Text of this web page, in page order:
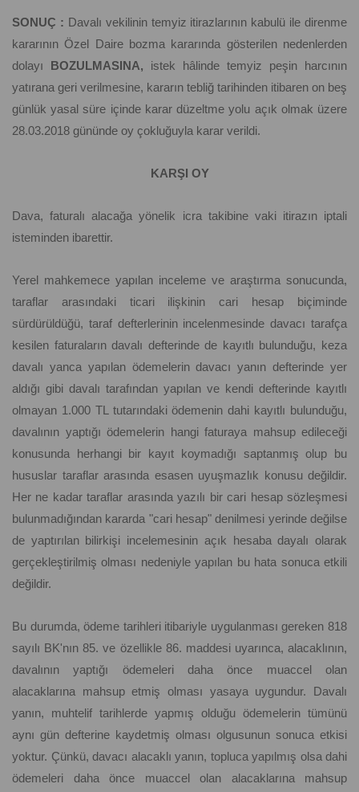
SONUÇ : Davalı vekilinin temyiz itirazlarının kabulü ile direnme
kararının Özel Daire bozma kararında gösterilen nedenlerden
dolayı BOZULMASINA, istek hâlinde temyiz peşin harcının
yatırana geri verilmesine, kararın tebliğ tarihinden itibaren on beş
günlük yasal süre içinde karar düzeltme yolu açık olmak üzere
28.03.2018 gününde oy çokluğuyla karar verildi.
KARŞI OY
Dava, faturalı alacağa yönelik icra takibine vaki itirazın iptali
isteminden ibarettir.
Yerel mahkemece yapılan inceleme ve araştırma sonucunda,
taraflar arasındaki ticari ilişkinin cari hesap biçiminde
sürdürüldüğü, taraf defterlerinin incelenmesinde davacı tarafça
kesilen faturaların davalı defterinde de kayıtlı bulunduğu, keza
davalı yanca yapılan ödemelerin davacı yanın defterinde yer
aldığı gibi davalı tarafından yapılan ve kendi defterinde kayıtlı
olmayan 1.000 TL tutarındaki ödemenin dahi kayıtlı bulunduğu,
davalının yaptığı ödemelerin hangi faturaya mahsup edileceği
konusunda herhangi bir kayıt koymadığı saptanmış olup bu
hususlar taraflar arasında esasen uyuşmazlık konusu değildir.
Her ne kadar taraflar arasında yazılı bir cari hesap sözleşmesi
bulunmadığından kararda "cari hesap" denilmesi yerinde değilse
de yaptırılan bilirkişi incelemesinin açık hesaba dayalı olarak
gerçekleştirilmiş olması nedeniyle yapılan bu hata sonuca etkili
değildir.
Bu durumda, ödeme tarihleri itibariyle uygulanması gereken 818
sayılı BK'nın 85. ve özellikle 86. maddesi uyarınca, alacaklının,
davalının yaptığı ödemeleri daha önce muaccel olan
alacaklarına mahsup etmiş olması yasaya uygundur. Davalı
yanın, muhtelif tarihlerde yapmış olduğu ödemelerin tümünü
aynı gün defterine kaydetmiş olması olgusunun sonuca etkisi
yoktur. Çünkü, davacı alacaklı yanın, topluca yapılmış olsa dahi
ödemeleri daha önce muaccel olan alacaklarına mahsup